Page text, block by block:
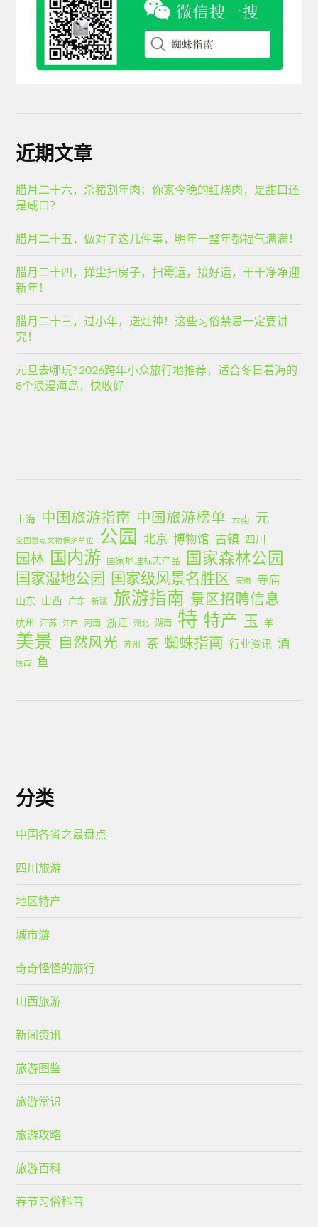
近期文章
腊月二十六，杀猪割年肉：你家今晚的红烧肉，是甜口还
是咸口？
腊月二十五，做对了这几件事，明年一整年都福气满满！
腊月二十四，掸尘扫房子，扫霉运，接好运，干干净净迎
新年！
腊月二十三，过小年，送灶神！这些习俗禁忌一定要讲
究！
元旦去哪玩? 2026跨年小众旅行地推荐，适合冬日看海的
8个浪漫海岛，快收好
上海 中国旅游指南 中国旅游榜单 云南 元
全国重点文物保护单位 公园 北京 博物馆 古镇 四川
园林 国内游 国家地理标志产品 国家森林公园
国家湿地公园 国家级风景名胜区 安徽 寺庙
山东 山西 广东 新疆 旅游指南 景区招聘信息
杭州 江苏 江西 河南 浙江 湖北 湖南 特 特产 玉 羊
美景 自然风光 苏州 茶 蜘蛛指南 行业资讯 酒
陕西 鱼
分类
中国各省之最盘点
四川旅游
地区特产
城市游
奇奇怪怪的旅行
山西旅游
新闻资讯
旅游图鉴
旅游常识
旅游攻略
旅游百科
春节习俗科普